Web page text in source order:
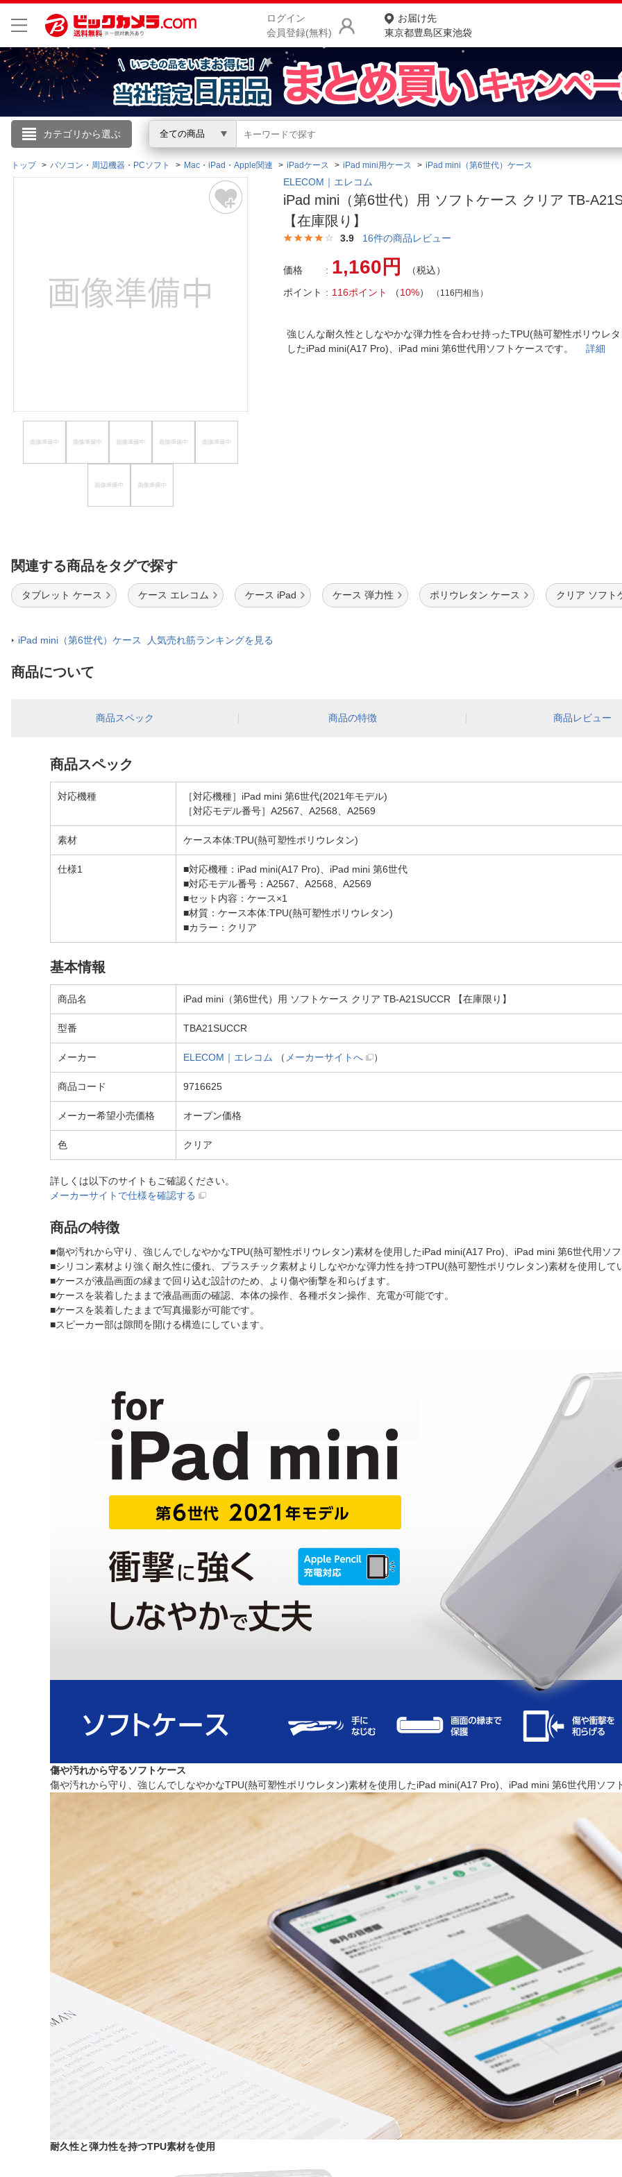
ログイン
会員登録(無料)
お届け先
東京都豊島区東池袋
カテゴリから選ぶ 全ての商品
こんにちは
ログイン
閲覧履歴
商品をさがす
ランキングからさがす
カテゴリ一覧からさがす
お客様サポート
ご利用ガイド
ご利用規約
トップ パソコン・周辺機器・PCソフト Mac・iPad・Apple関連 iPadケース iPad mini用ケース iPad mini（第6世代）ケース
ELECOM｜エレコム
iPad mini（第6世代）用 ソフトケース クリア TB-
【在庫限り】
3.9 16件の商品レビュー
価格 1,160円
（税込）
ポイント
116ポイント （10%） （116円相当）
強じんな耐久性としなやかな弾力性を合わせ持ったTPU(熱可塑性ポリウレ
したiPad mini(A17 Pro)、iPad mini 第6世代用ソフトケースです。詳細
関連する商品をタグで探す
タブレット ケース ケース エレコム ケース iPad ケース 弾力性 ポリウレタン ケース クリア ソフト
iPad mini（第6世代）ケース 人気売れ筋ランキングを見る
商品について
商品スペック 商品の特徴 商品レビュー
商品スペック
対応機種
［対応機種］iPad mini 第6世代(2021年モデル)
［対応モデル番号］A2567、A2568、A2569
素材 ケース本体:TPU(熱可塑性ポリウレタン)
仕様1
■対応機種：iPad mini(A17 Pro)、iPad mini 第6世代
■対応モデル番号：A2567、A2568、A2569
■セット内容：ケース×1
■材質：ケース本体:TPU(熱可塑性ポリウレタン)
■カラー：クリア
基本情報
商品名 iPad mini（第6世代）用 ソフトケース クリア TB-A21SUCCR 【在庫限り】
型番 TBA21SUCCR
メーカー ELECOM｜エレコム （ メーカーサイトへ ）
商品コード 9716625
メーカー希望小売価格 オープン価格
色 クリア
詳しくは以下のサイトもご確認ください。
メーカーサイトで仕様を確認する
商品の特徴
■傷や汚れから守り、強じんでしなやかなTPU(熱可塑性ポリウレタン)素材を使用したiPad mini(A17 Pro)、iPad mini 第6世代用ソフ
■シリコン素材より強く耐久性に優れ、プラスチック素材よりしなやかな弾力性を持つTPU(熱可塑性ポリウレタン)素材を使用して
■ケースが液晶画面の縁まで回り込む設計のため、より傷や衝撃を和らげます。
■ケースを装着したままで液晶画面の確認、本体の操作、各種ボタン操作、充電が可能です。
■ケースを装着したままで写真撮影が可能です。
■スピーカー部は隙間を開ける構造にしています。
傷や汚れから守るソフトケース
傷や汚れから守り、強じんでしなやかなTPU(熱可塑性ポリウレタン)素材を使用したiPad mini(A17 Pro)、iPad mini 第6世代用ソフ
耐久性と弾力性を持つTPU素材を使用